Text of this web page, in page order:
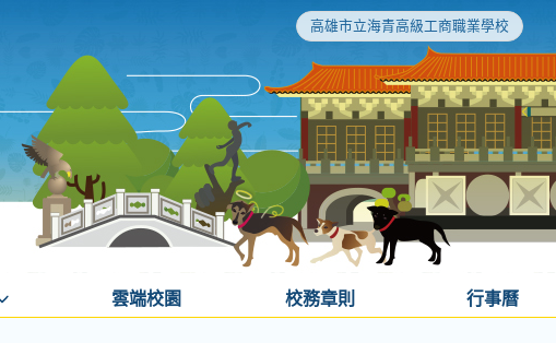
高雄市立海青高級工商職業學校
雲端校園 校務章則 行事曆